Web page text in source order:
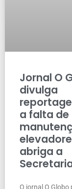
Jornal O
divulga
a falta de
abriga a
O jornal O Globo